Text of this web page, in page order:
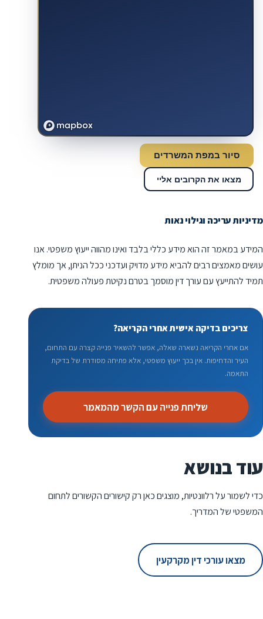
סיור במפת המשרדים
מצאו את הקרובים אליי
מדיניות עריכה וגילוי נאות
המידע במאמר זה הוא מידע כללי בלבד ואינו מהווה ייעוץ משפטי. אנו
עושים מאמצים רבים להביא מידע מדויק ועדכני ככל הניתן, אך מומלץ
תמיד להתייעץ עם עורך דין מוסמך בטרם נקיטת פעולה משפטית.
צריכים בדיקה אישית אחרי הקריאה?
אם אחרי הקריאה נשארה שאלה, אפשר להשאיר פנייה קצרה עם התחום,
העיר והדחיפות. אין בכך ייעוץ משפטי, אלא פתיחה מסודרת של בדיקת
התאמה.
שליחת פנייה עם הקשר מהמאמר
עוד בנושא
כדי לשמור על רלוונטיות, מוצגים כאן רק קישורים הקשורים לתחום
המשפטי של המדריך.
מצאו עורכי דין מקרקעין